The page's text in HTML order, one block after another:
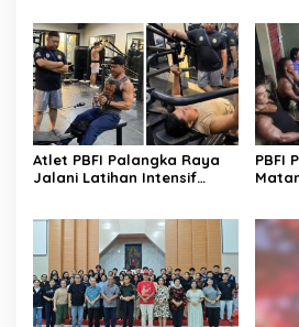
Atlet PBFI Palangka Raya
Jalani Latihan Intensif
PBFI